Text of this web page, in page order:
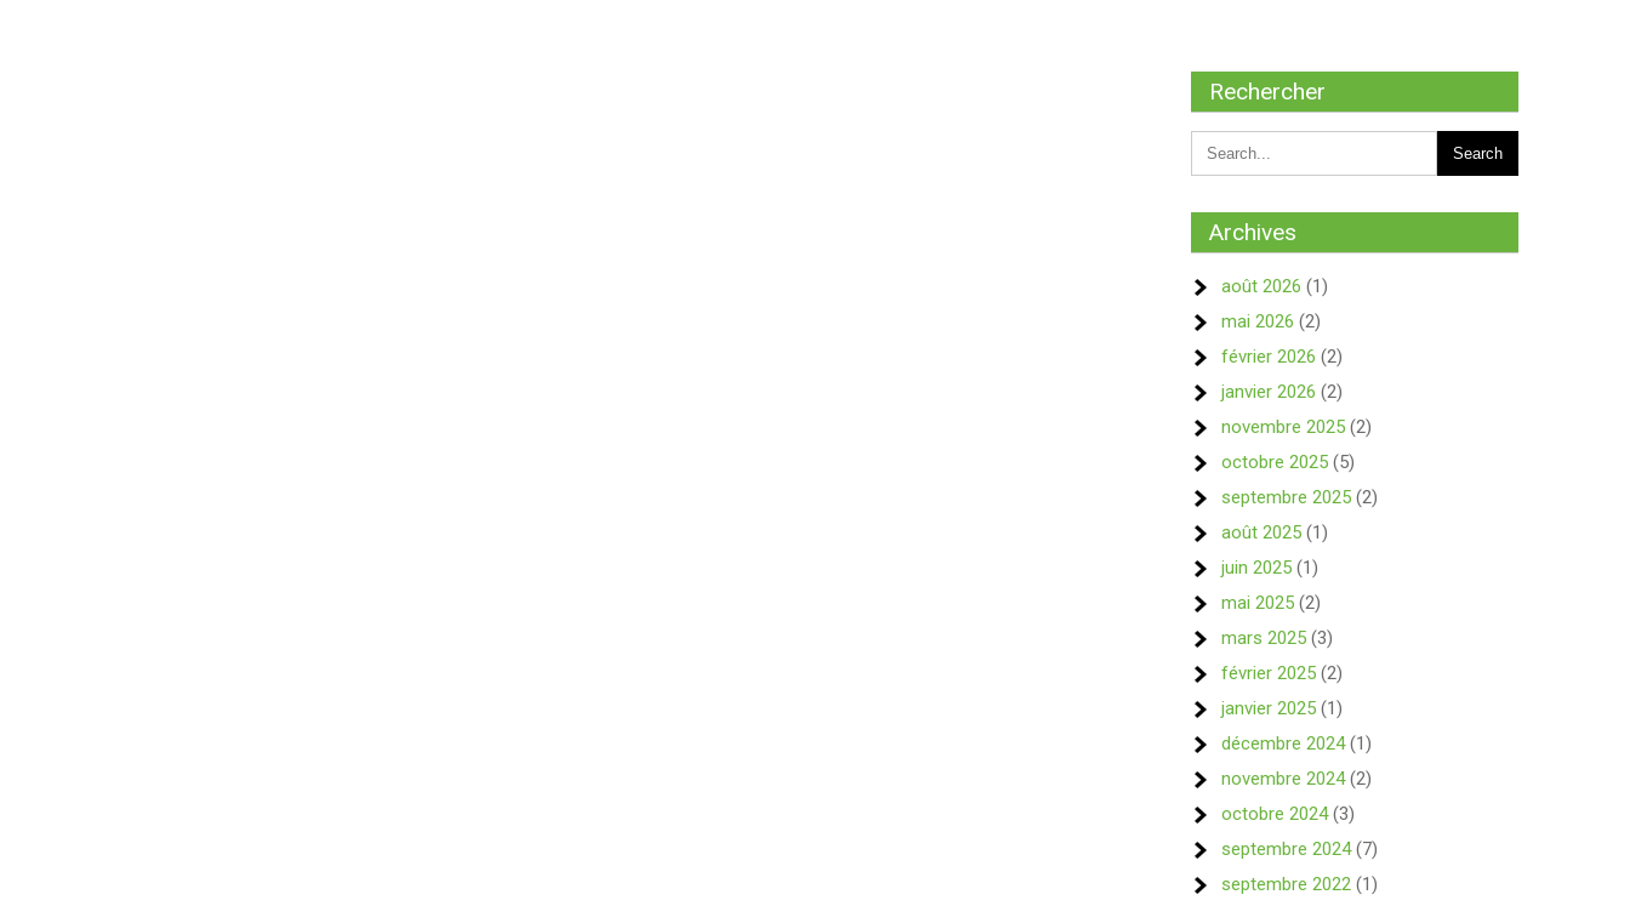
Rechercher
Archives
août 2026 (1)
mai 2026 (2)
février 2026 (2)
janvier 2026 (2)
novembre 2025 (2)
octobre 2025 (5)
septembre 2025 (2)
août 2025 (1)
juin 2025 (1)
mai 2025 (2)
mars 2025 (3)
février 2025 (2)
janvier 2025 (1)
décembre 2024(1)
novembre 2024(2)
octobre 2024(3)
septembre 2024(7)
septembre 2022 (1)